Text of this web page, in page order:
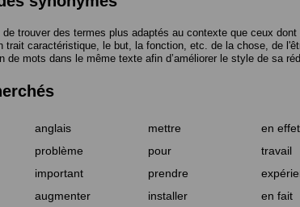
de trouver des termes plus adaptés au contexte que ceux
trait caractéristique, le but, la fonction, etc. de la chose, de
de mots dans le même texte afin d’améliorer le style de sa
anglais mettre en effet
problème pour travail
important prendre
augmenter installer en fait